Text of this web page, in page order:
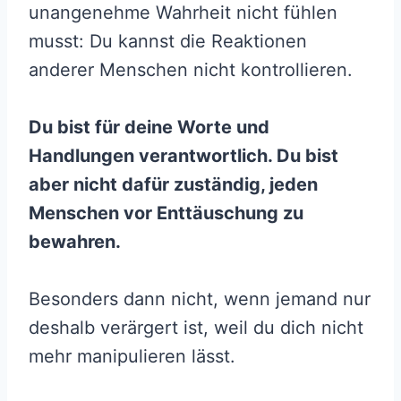
unangenehme Wahrheit nicht fühlen
musst: Du kannst die Reaktionen
anderer Menschen nicht kontrollieren.
Du bist für deine Worte und
Handlungen verantwortlich. Du bist
aber nicht dafür zuständig, jeden
Menschen vor Enttäuschung zu
bewahren.
Besonders dann nicht, wenn jemand nur
deshalb verärgert ist, weil du dich nicht
mehr manipulieren lässt.